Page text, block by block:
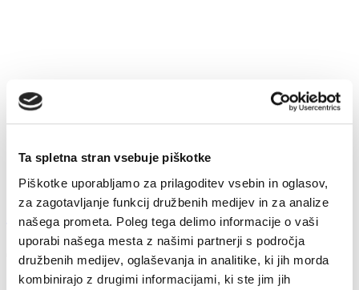
Ta spletna stran vsebuje piškotke
Piškotke uporabljamo za prilagoditev vsebin in oglasov,
za zagotavljanje funkcij družbenih medijev in za analize
našega prometa. Poleg tega delimo informacije o vaši
uporabi našega mesta z našimi partnerji s področja
družbenih medijev, oglaševanja in analitike, ki jih morda
kombinirajo z drugimi informacijami, ki ste jim jih
Zakaj se cena toplote spreminja?
07. 05. 2021
Strošek ogrevanja